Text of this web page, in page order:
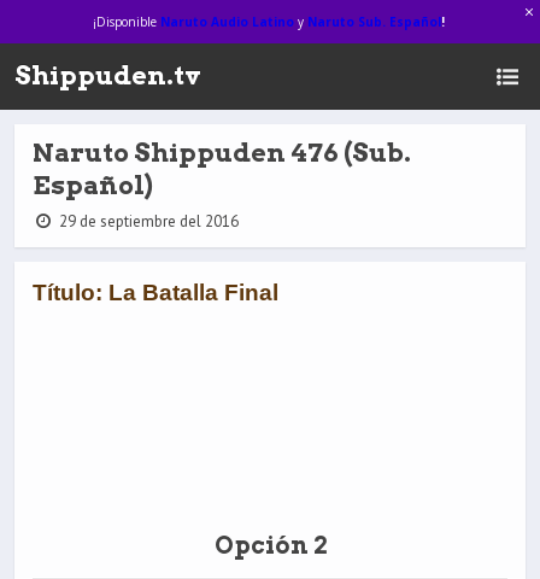
¡Disponible Naruto Audio Latinoy Naruto Sub. Español!
Shippuden.tv
Naruto Shippuden 476 (Sub.
Español)
29 de septiembre del 2016
Título: La Batalla Final
Opción 2